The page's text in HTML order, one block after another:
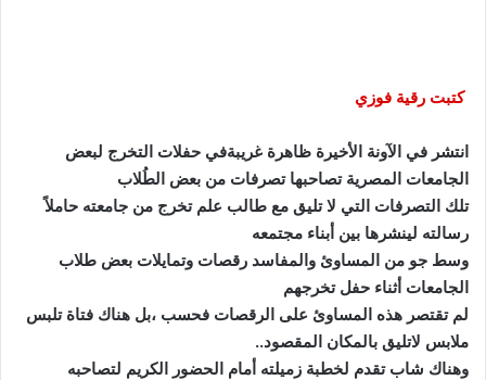
كتبت رقية فوزي
انتشر في الآونة الأخيرة ظاهرة غريبةفي حفلات التخرج لبعض
الجامعات المصرية تصاحبها تصرفات من بعض الطُلاب
تلك التصرفات التي لا تليق مع طالب علم تخرج من جامعته حاملاً
رسالته لينشرها بين أبناء مجتمعه
وسط جو من المساوئ والمفاسد رقصات وتمايلات بعض طلاب
الجامعات أثناء حفل تخرجهم
لم تقتصر هذه المساوئ على الرقصات فحسب ،بل هناك فتاة تلبس
ملابس لاتليق بالمكان المقصود..
وهناك شاب تقدم لخطبة زميلته أمام الحضور الكريم لتصاحبه